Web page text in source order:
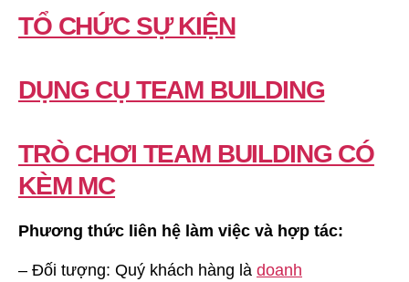
TỔ CHỨC SỰ KIỆN
DỤNG CỤ TEAM BUILDING
TRÒ CHƠI TEAM BUILDING CÓ
KÈM MC
Phương thức liên hệ làm việc và hợp tác:
– Đối tượng: Quý khách hàng là doanh